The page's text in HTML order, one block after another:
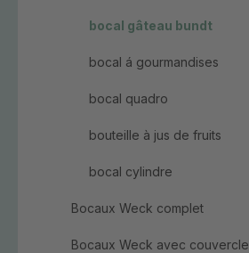
bocal gâteau bundt
bocal á gourmandises
bocal quadro
bouteille à jus de fruits
bocal cylindre
Bocaux Weck complet
Bocaux Weck avec couvercle